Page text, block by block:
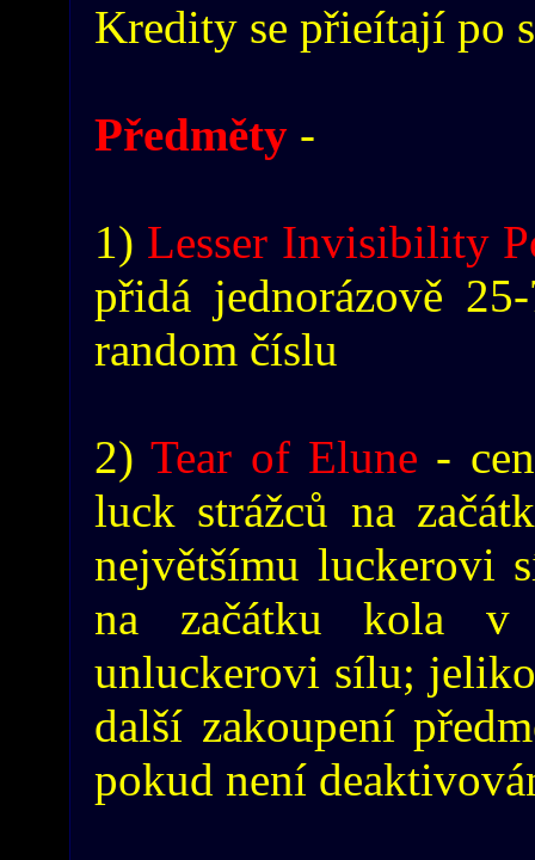
Kredity se přieítají po
Předměty -
1) Lesser Invisibility
přidá jednorázově
random číslu
2)Tear of Elune -
luck strážců na
největšímu luckerovi
na začátku kola v
unluckerovi sílu;
další zakoupení
pokud není